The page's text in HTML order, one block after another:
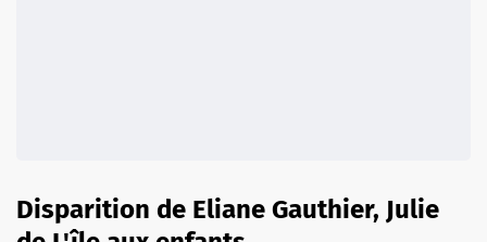
Disparition de Eliane Gauthier, Julie